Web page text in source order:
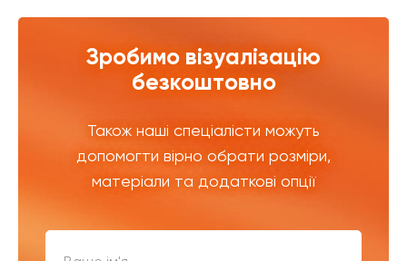
Зробимо візуалізацію
безкоштовно
Також наші спеціалісти можуть
допомогти вірно обрати розміри,
матеріали та додаткові опції